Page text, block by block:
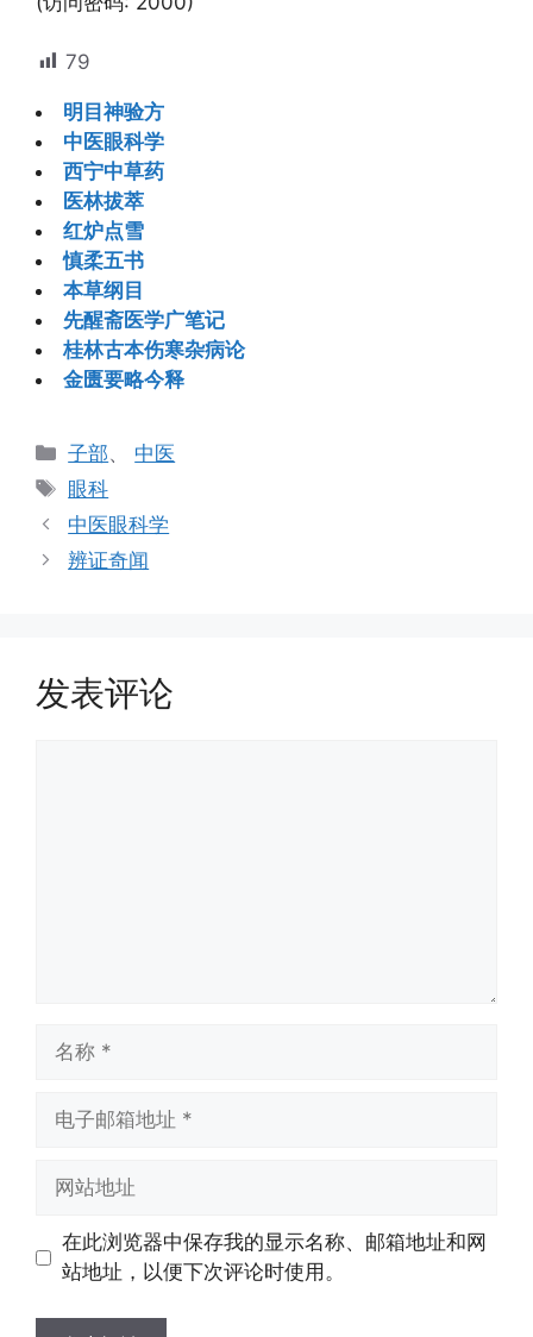
79
明目神验方
中医眼科学
西宁中草药
医林拔萃
红炉点雪
慎柔五书
本草纲目
先醒斋医学广笔记
桂林古本伤寒杂病论
金匮要略今释
分
类
子部、 中医
标
签
眼科
中医眼科学
辨证奇闻
发表评论
址
址
在此浏览器中保存我的显示名称、邮箱地址和网
站地址，以便下次评论时使用。